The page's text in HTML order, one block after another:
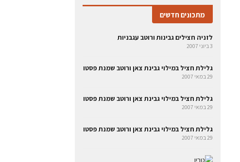
מתכונים חדשים
לזניה חצילים גבינות ורוטב עגבניות
3 ביוני 2007
גלילת חציל במילוי גבינת צאן ורוטב שמנת פסטו
29 במאי 2007
גלילת חציל במילוי גבינת צאן ורוטב שמנת פסטו
29 במאי 2007
גלילת חציל במילוי גבינת צאן ורוטב שמנת פסטו
29 במאי 2007